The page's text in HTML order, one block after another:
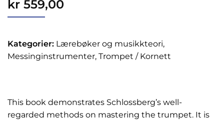
kr 559,00
Kategorier: Lærebøker og musikkteori,
Messinginstrumenter, Trompet / Kornett
This book demonstrates Schlossberg’s well-
regarded methods on mastering the trumpet. It is